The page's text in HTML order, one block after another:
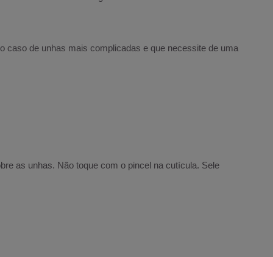
caso de unhas mais complicadas e que necessite de uma
as unhas. Não toque com o pincel na cutícula. Sele